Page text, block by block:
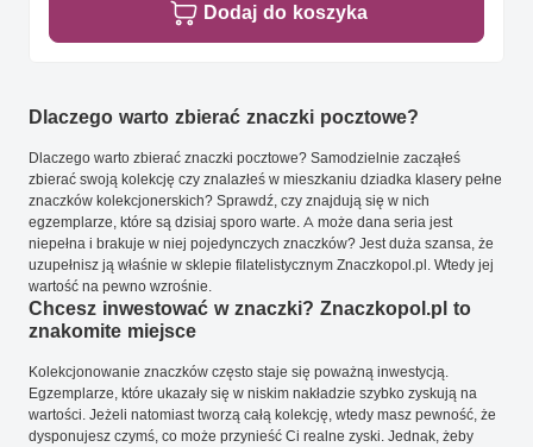
Dodaj do koszyka
Dlaczego warto zbierać znaczki pocztowe?
Dlaczego warto zbierać znaczki pocztowe? Samodzielnie zacząłeś
zbierać swoją kolekcję czy znalazłeś w mieszkaniu dziadka klasery pełne
znaczków kolekcjonerskich? Sprawdź, czy znajdują się w nich
egzemplarze, które są dzisiaj sporo warte. A może dana seria jest
niepełna i brakuje w niej pojedynczych znaczków? Jest duża szansa, że
uzupełnisz ją właśnie w sklepie filatelistycznym Znaczkopol.pl. Wtedy jej
wartość na pewno wzrośnie.
Chcesz inwestować w znaczki? Znaczkopol.pl to
znakomite miejsce
Kolekcjonowanie znaczków często staje się poważną inwestycją.
Egzemplarze, które ukazały się w niskim nakładzie szybko zyskują na
wartości. Jeżeli natomiast tworzą całą kolekcję, wtedy masz pewność, że
dysponujesz czymś, co może przynieść Ci realne zyski. Jednak, żeby